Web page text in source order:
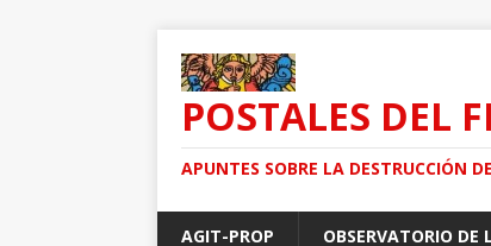
POSTALES DEL
APUNTES SOBRE LA DESTRUCCIÓN
AGIT-PROP OBSERVATORIO DE